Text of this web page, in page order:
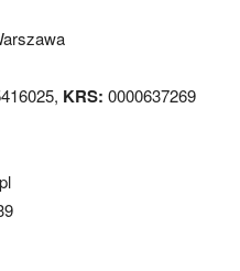
KRS: 0000637269